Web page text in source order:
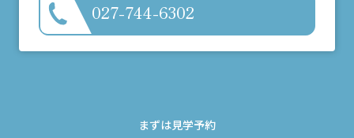
027-744-6302
まずは見学予約